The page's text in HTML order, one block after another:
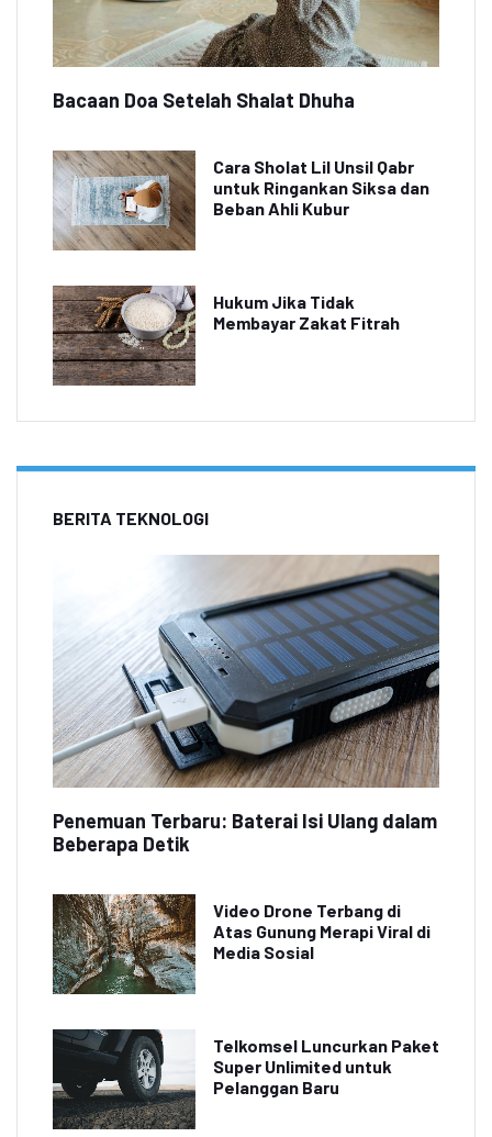
Bacaan Doa Setelah Shalat Dhuha
Cara Sholat Lil Unsil Qabr
untuk Ringankan Siksa dan
Beban Ahli Kubur
Hukum Jika Tidak
Membayar Zakat Fitrah
BERITA TEKNOLOGI
Penemuan Terbaru: Baterai Isi Ulang dalam
Beberapa Detik
Video Drone Terbang di
Atas Gunung Merapi Viral di
Media Sosial
Telkomsel Luncurkan Paket
Super Unlimited untuk
Pelanggan Baru